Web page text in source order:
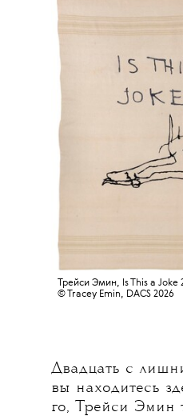
Трейси Эмин, Is This a Joke
© Tracey Emin, DACS 2026
Двадцать с
вы находитесь
го, Трейси Эмин